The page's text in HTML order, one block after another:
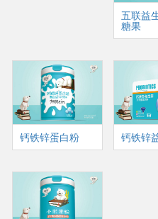
五联益
糖果
钙铁锌蛋白粉 钙铁锌